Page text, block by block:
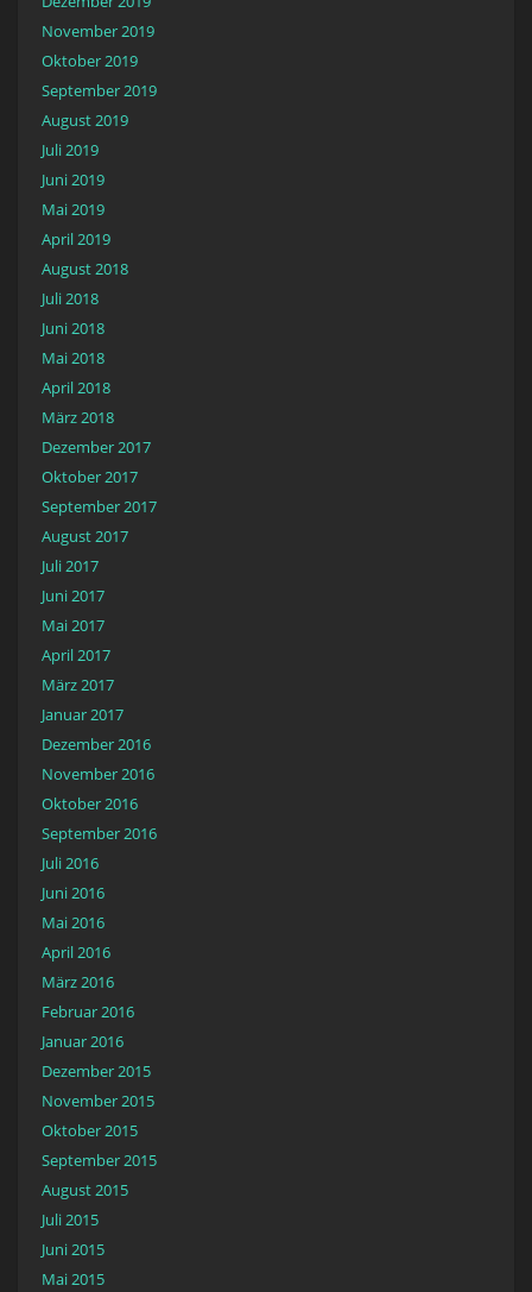
November 2019
Oktober 2019
September 2019
August 2019
Juli 2019
Juni 2019
Mai 2019
April 2019
August 2018
Juli 2018
Juni 2018
Mai 2018
April 2018
März 2018
Dezember 2017
Oktober 2017
September 2017
August 2017
Juli 2017
Juni 2017
Mai 2017
April 2017
März 2017
Januar 2017
Dezember 2016
November 2016
Oktober 2016
September 2016
Juli 2016
Juni 2016
Mai 2016
April 2016
März 2016
Februar 2016
Januar 2016
Dezember 2015
November 2015
Oktober 2015
September 2015
August 2015
Juli 2015
Juni 2015
Mai 2015